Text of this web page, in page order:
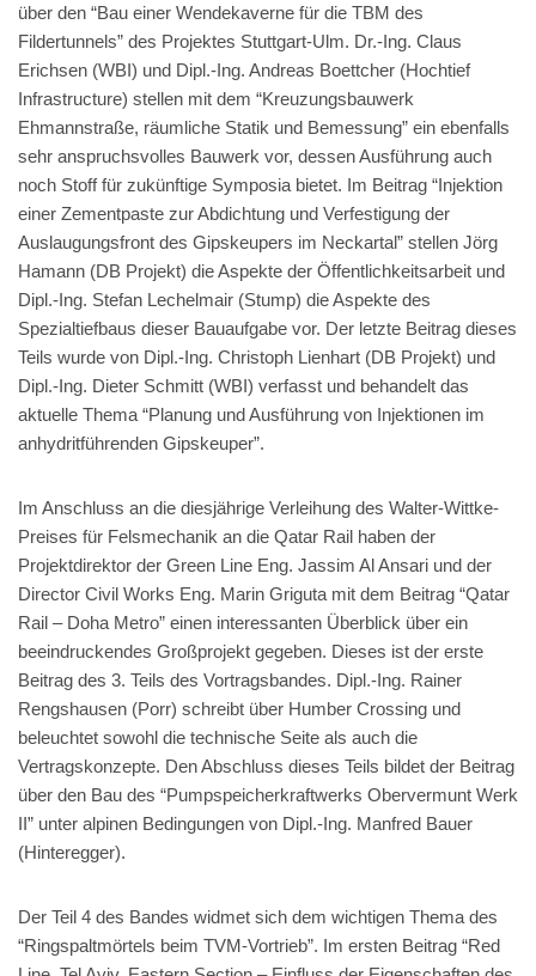
über den “Bau einer Wendekaverne für die TBM des
Fildertunnels” des Projektes Stuttgart-Ulm. Dr.-Ing. Claus
Erichsen (WBI) und Dipl.-Ing. Andreas Boettcher (Hochtief
Infrastructure) stellen mit dem “Kreuzungsbauwerk
Ehmannstraße, räumliche Statik und Bemessung” ein ebenfalls
sehr anspruchsvolles Bauwerk vor, dessen Ausführung auch
noch Stoff für zukünftige Symposia bietet. Im Beitrag “Injektion
einer Zementpaste zur Abdichtung und Verfestigung der
Auslaugungsfront des Gipskeupers im Neckartal” stellen Jörg
Hamann (DB Projekt) die Aspekte der Öffentlichkeitsarbeit und
Dipl.-Ing. Stefan Lechelmair (Stump) die Aspekte des
Spezialtiefbaus dieser Bauaufgabe vor. Der letzte Beitrag dieses
Teils wurde von Dipl.-Ing. Christoph Lienhart (DB Projekt) und
Dipl.-Ing. Dieter Schmitt (WBI) verfasst und behandelt das
aktuelle Thema “Planung und Ausführung von Injektionen im
anhydritführenden Gipskeuper”.
Im Anschluss an die diesjährige Verleihung des Walter-Wittke-
Preises für Felsmechanik an die Qatar Rail haben der
Projektdirektor der Green Line Eng. Jassim Al Ansari und der
Director Civil Works Eng. Marin Griguta mit dem Beitrag “Qatar
Rail – Doha Metro” einen interessanten Überblick über ein
beeindruckendes Großprojekt gegeben. Dieses ist der erste
Beitrag des 3. Teils des Vortragsbandes. Dipl.-Ing. Rainer
Rengshausen (Porr) schreibt über Humber Crossing und
beleuchtet sowohl die technische Seite als auch die
Vertragskonzepte. Den Abschluss dieses Teils bildet der Beitrag
über den Bau des “Pumpspeicherkraftwerks Obervermunt Werk
II” unter alpinen Bedingungen von Dipl.-Ing. Manfred Bauer
(Hinteregger).
Der Teil 4 des Bandes widmet sich dem wichtigen Thema des
“Ringspaltmörtels beim TVM-Vortrieb”. Im ersten Beitrag “Red